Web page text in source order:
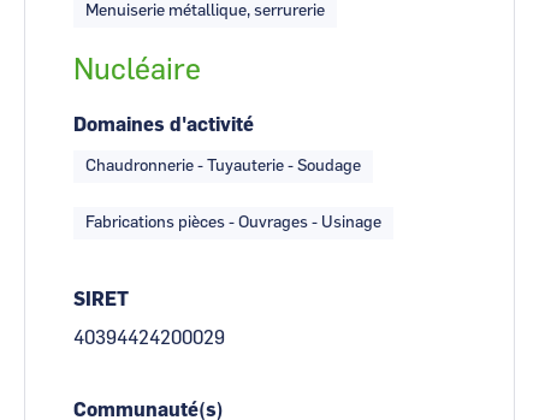
Menuiserie métallique, serrurerie
Nucléaire
Domaines d'activité
Chaudronnerie - Tuyauterie - Soudage
Fabrications pièces - Ouvrages - Usinage
SIRET
40394424200029
Communauté(s)